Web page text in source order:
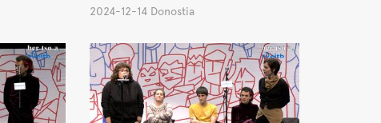
2024-12-14 Donostia